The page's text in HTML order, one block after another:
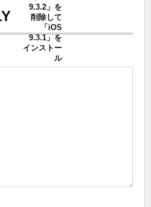
9.3.2」を
削除して
「iOS
9.3.1」を
インストー
ル